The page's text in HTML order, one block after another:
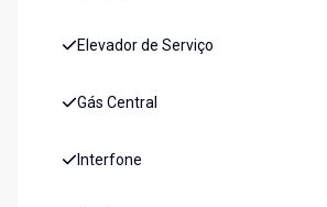
Elevador de Serviço
Gás Central
Interfone